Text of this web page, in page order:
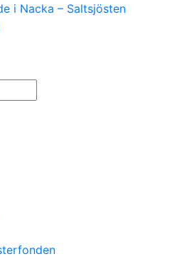
i Nacka – Saltsjösten